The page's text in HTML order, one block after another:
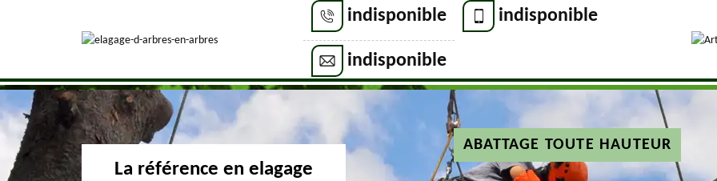
indisponible indisponible
indisponible
La référence en elagage
ABATTAGE TOUTE HAUTEUR